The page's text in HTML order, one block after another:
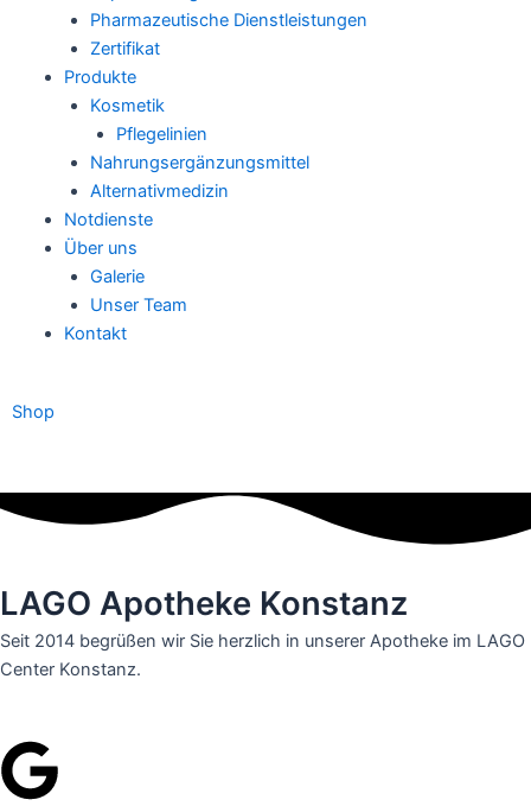
Pharmazeutische Dienstleistungen
Zertifikat
Produkte
Kosmetik
Pflegelinien
Nahrungsergänzungsmittel
Alternativmedizin
Notdienste
Über uns
Galerie
Unser Team
Kontakt
Shop
LAGO Apotheke Konstanz
Seit 2014 begrüßen wir Sie herzlich in unserer Apotheke im LAGO
Center Konstanz.